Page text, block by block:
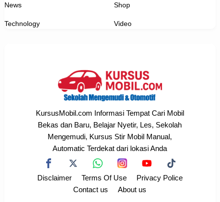
News Shop
Technology Video
KursusMobil.com Informasi Tempat Cari Mobil
Bekas dan Baru, Belajar Nyetir, Les, Sekolah
Mengemudi, Kursus Stir Mobil Manual,
Automatic Terdekat dari lokasi Anda
Disclaimer Terms Of Use
Privacy Police
Contact us
About us